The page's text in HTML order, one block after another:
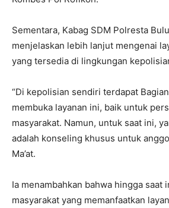
Sementara, Kabag SDM Polresta
menjelaskan lebih lanjut mengenai
yang tersedia di lingkungan
“Di kepolisian sendiri terdapat
membuka layanan ini, baik untuk
masyarakat. Namun, untuk saat ini,
adalah konseling khusus untuk
Ma’at.
Ia menambahkan bahwa hingga saat
masyarakat yang memanfaatkan